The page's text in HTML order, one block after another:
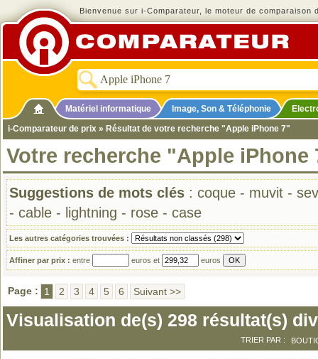
Bienvenue sur i-Comparateur, le moteur de comparaison
Matériel informatique Image, Son & Téléphonie
i-Comparateur de prix » Résultat de votre recherche "Apple iPhone 7"
Votre recherche "Apple iPhone
Suggestions de mots clés : coque - muvit -
- cable - lightning - rose - case
Les autres catégories trouvées :
Affiner par prix : entre euros et euros
Page : 1 2 3 4 5 6 Suivant >>
Visualisation de(s) 298 résultat(s)
TRIER PAR :